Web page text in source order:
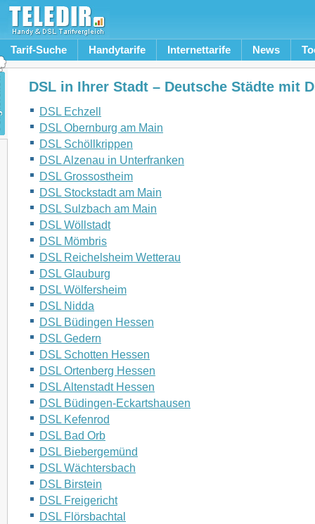
Tarif-Suche Handytarife Internettarife News
DSL in Ihrer Stadt – Deutsche Städte mit
DSL Echzell
DSL Obernburg am Main
DSL Schöllkrippen
DSL Alzenau in Unterfranken
DSL Grossostheim
DSL Stockstadt am Main
DSL Sulzbach am Main
DSL Wöllstadt
DSL Mömbris
DSL Reichelsheim Wetterau
DSL Glauburg
DSL Wölfersheim
DSL Nidda
DSL Büdingen Hessen
DSL Gedern
DSL Schotten Hessen
DSL Ortenberg Hessen
DSL Altenstadt Hessen
DSL Büdingen-Eckartshausen
DSL Kefenrod
DSL Bad Orb
DSL Biebergemünd
DSL Wächtersbach
DSL Birstein
DSL Freigericht
DSL Flörsbachtal